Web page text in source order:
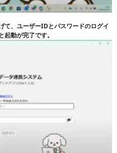
て、ユーザーIDとパスワードのログイ
動が完了です。